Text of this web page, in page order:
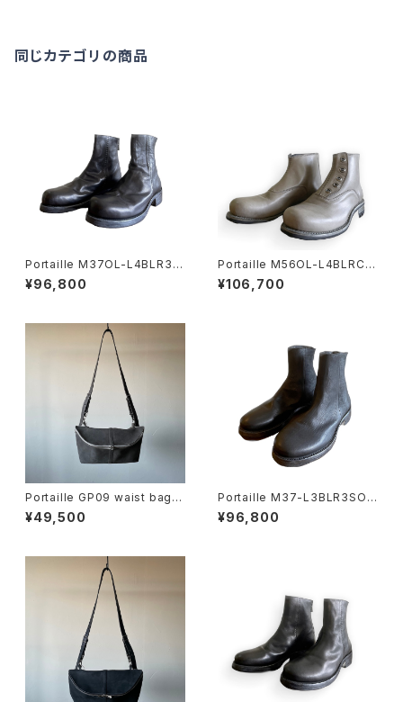
同じカテゴリの商品
Portaille M37OL-L4BLR3S
OLE drape boots
¥96,800
Portaille M56OL-L4BLRCO
M dusty gray
¥106,700
Portaille GP09 waist bag F
illed steer gray
¥49,500
Portaille M37-L3BLR3SOL
E drape boots 41.5(26cm)
¥96,800